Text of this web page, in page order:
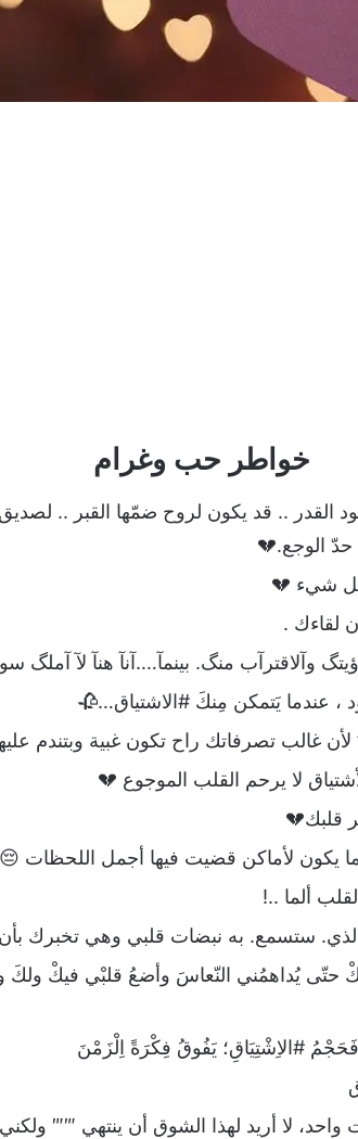
خواطر حب وغرام
القدر .. قد يكون لروح ضمّها القبر ..
حدّ الوجع.💔
كل شيء 💔
لقاءك .
وآلاقترآب منگ. بينمآ….آنآ هنآ لآ آملگ
، عندما يَتمكن مِنكَ #الاشتياق…🥀
غالب تصرفاتك راح تكون غبية وبتندم
لا يرحم القلب الموجوع 💔
قلبك💔
يكون لأماكن قضيت فيها أجمل اللحظات
ألما ..!
ستسمع. به نبضات قلبي وهي تخبرك
حتّى يُداهمُني النّعاسَ وأضعُ قلبْي فيكْ
#الاِشْتِيَاقِ؛ يَفُوقُ فِكْرَةً اِلْزَمْنَ
لا أريد لهذا الشوق أن ينتهي ‴‴